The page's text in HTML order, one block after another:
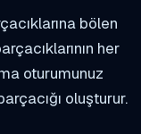
bölen
her
oturumunuz
oluşturur.